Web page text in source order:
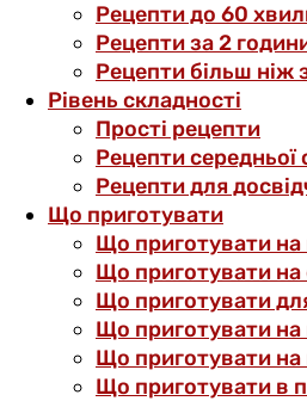
Рецепти до 60
Рецепти за 2
Рецепти більш ніж
Рівень складності
Прості рецепти
Рецепти середньої
Рецепти для
Що приготувати
Що приготувати
Що приготувати на
Що приготувати
Що приготувати на
Що приготувати
Що приготувати в